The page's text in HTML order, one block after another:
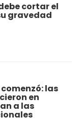
cortar el
gravedad
las
en
a las